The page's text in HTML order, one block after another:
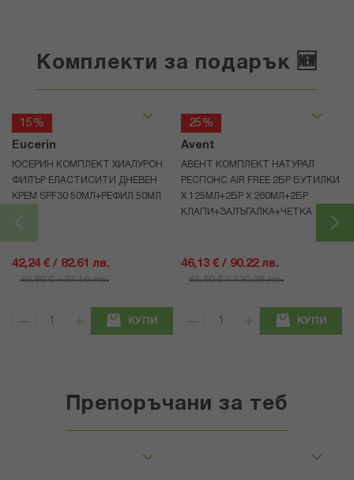
Комплекти за подарък 🆕
15%
Eucerin
ЮСЕРИН КОМПЛЕКТ ХИАЛУРОН
ФИЛЪР ЕЛАСТИСИТИ ДНЕВЕН
КРЕМ SPF30 50МЛ+РЕФИЛ 50МЛ
42,24 € / 82.61 лв.
49,69 € / 97.19 лв.
КУПИ
25%
Avent
АВЕНТ КОМПЛЕКТ НАТУРАЛ
РЕСПОНС AIR FREE 2БР БУТИЛКИ
Х 125МЛ+2БР Х 260МЛ+2БР
КЛАПИ+ЗАЛЪГАЛКА+ЧЕТКА
46,13 € / 90.22 лв.
61,50 € / 120.28 лв.
КУПИ
Препоръчани за теб